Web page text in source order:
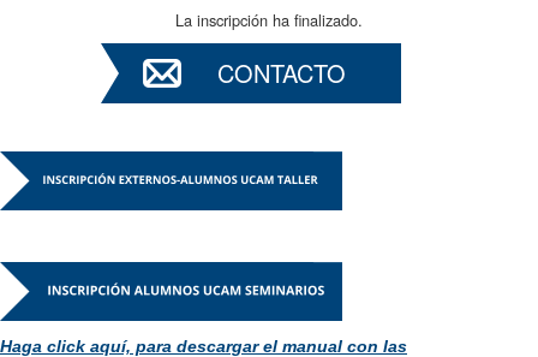
La inscripción ha finalizado.
CONTACTO
Haga click aquí, para descargar el manual con las